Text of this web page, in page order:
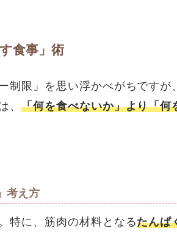
食事」術
制限」を思い浮かべがちですが、
、「何を食べないか」より「何
考え方
特に、筋肉の材料となるたんぱ